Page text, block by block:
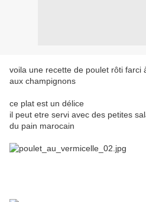
voila une recette de poulet rôti farci
aux champignons
ce plat est un délice
il peut etre servi avec des petites
du pain marocain